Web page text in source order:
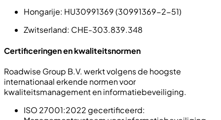
Hongarije: HU30991369 (30991369-2-51)
Zwitserland: CHE-303.839.348
Certificeringen en kwaliteitsnormen
Roadwise Group B.V. werkt volgens de hoogste
internationaal erkende normen voor
kwaliteitsmanagement en informatiebeveiliging.
ISO 27001:2022 gecertificeerd: